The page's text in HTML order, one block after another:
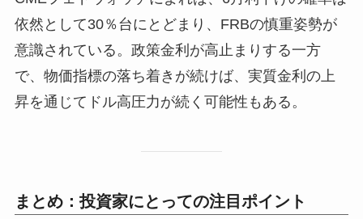
依然として30％台にとどまり、FRBの慎重姿勢が
意識されている。政策金利が高止まりする一方
で、物価指標の落ち着きが続けば、実質金利の上
昇を通じてドル高圧力が続く可能性もある。
まとめ：投資家にとっての注目ポイント